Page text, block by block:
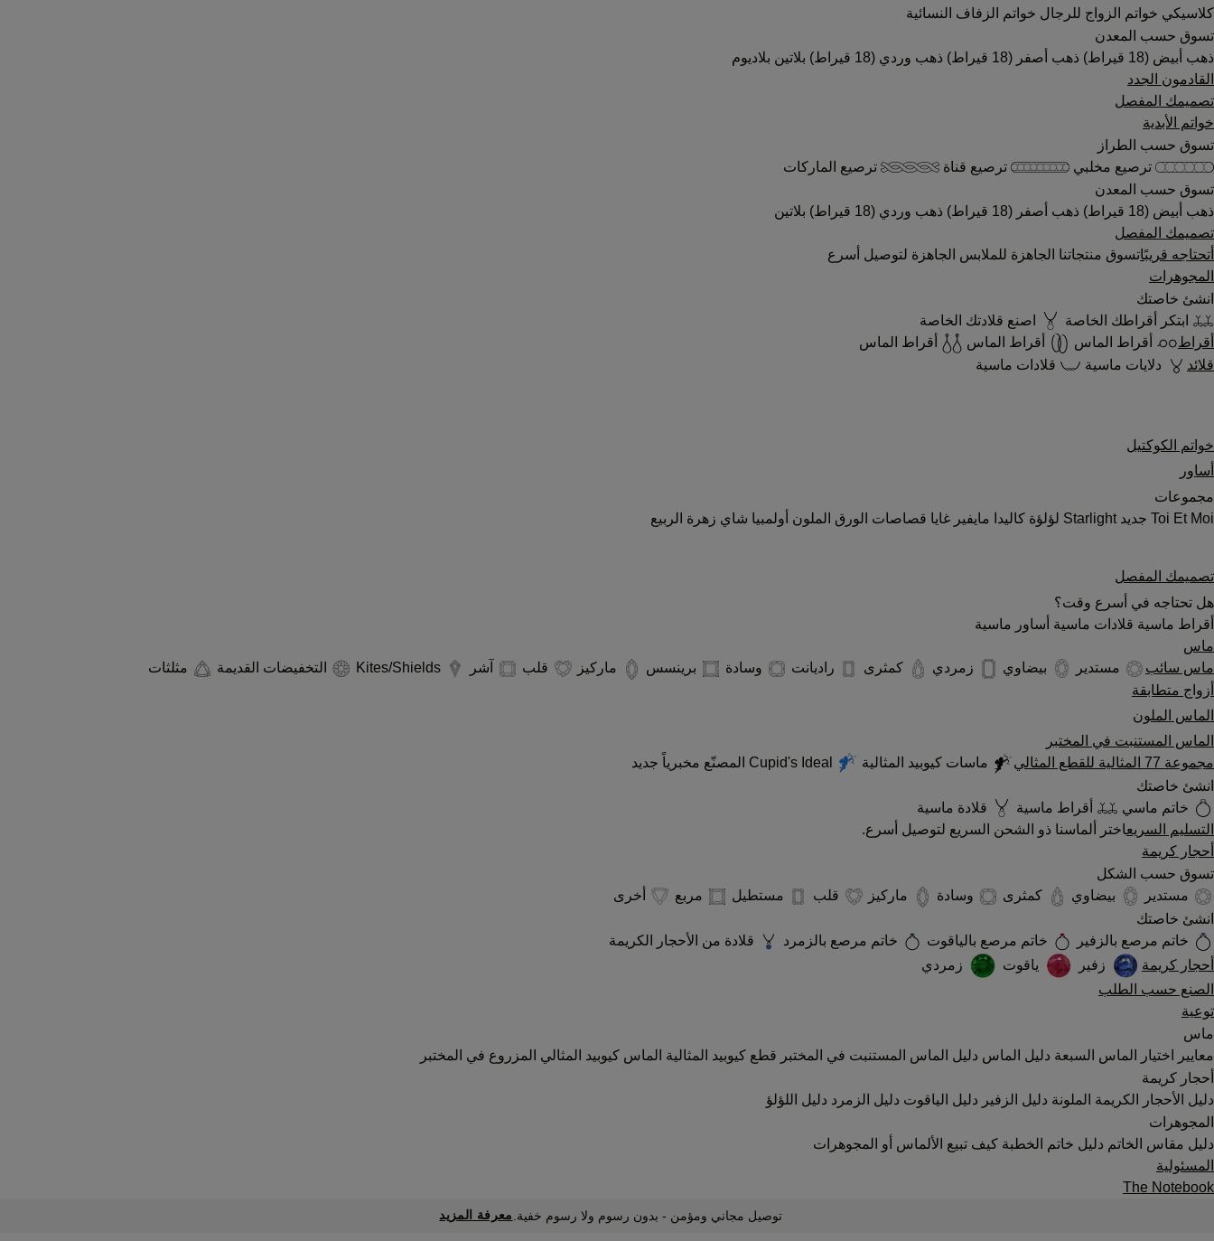
كلاسيكي خواتم الزواج للرجال خواتم الزفاف النسائية
تسوق حسب المعدن
ذهب أبيض (18 قيراط)
ذهب أصفر (18 قيراط) ذهب وردي (18 قيراط) بلاتين بلاديوم
القادمون الجدد
تصميمك المفصل
خواتم الأبدية
تسوق حسب الطراز
ترصيع مخلبي
ترصيع قناة
ترصيع الماركات
تسوق حسب المعدن
ذهب أبيض (18 قيراط)
ذهب أصفر (18 قيراط) ذهب وردي (18 قيراط)
بلاتين
تصميمك المفصل
أتحتاجه قريبًاتسوق منتجاتنا الجاهزة للملابس الجاهزة لتوصيل أسرع
المجوهرات
انشئ خاصتك
ابتكر أقراطك الخاصة
اصنع قلادتك الخاصة
أقراط
أقراط الماس أقراط الماس
أقراط الماس
قلائد
دلايات ماسية قلادات ماسية
خواتم الكوكتيل
أساور
مجموعات
Toi Et Moi جديد Starlight لؤلؤة كاليدا مايفير غايا قصاصات الورق الملون أولمبيا شاي زهرة الربيع
تصميمك المفصل
هل تحتاجه في أسرع وقت؟
أقراط ماسية قلادات ماسية أساور ماسية
ماس
ماس سائب
مستدير بيضاوي زمردي كمثرى راديانت وسادة برينسس ماركيز قلب آشر التخفيضات القديمة
مثلثات
أزواج متطابقة
الماس الملون
الماس المستنبت في المختبر
مجموعة 77 المثالية للقطع المثالي
ماسات كيوبيد المثالية
جديد
انشئ خاصتك
خاتم ماسي
أقراط ماسية
قلادة ماسية
التسليم السريعاختر ألماسنا ذو الشحن السريع لتوصيل أسرع.
أحجار كريمة
تسوق حسب الشكل
مستدير
بيضاوي كمثرى وسادة ماركيز قلب مستطيل مربع
أخرى
انشئ خاصتك
خاتم مرصع بالزفير
خاتم مرصع بالياقوت خاتم مرصع بالزمرد
قلادة من الأحجار الكريمة
أحجار كريمة
زفير ياقوت
زمردي
الصنع حسب الطلب
توعية
ماس
معايير اختيار الماس السبعة دليل الماس دليل الماس المستنبت في المختبر قطع كيوبيد المثالية الماس كيوبيد المثالي المزروع في المختبر
أحجار كريمة
دليل الأحجار الكريمة الملونة دليل الزفير دليل الياقوت دليل الزمرد دليل اللؤلؤ
المجوهرات
دليل مقاس الخاتم دليل خاتم الخطبة كيف تبيع الألماس أو المجوهرات
المسئولية
The Notebook
توصيل مجاني ومؤمن - بدون رسوم ولا رسوم خفية. معرفة المزيد